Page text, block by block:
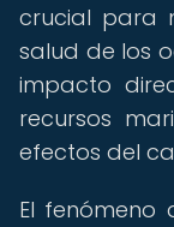
crucial para
salud de los
impacto
recursos
efectos del
El fenómeno